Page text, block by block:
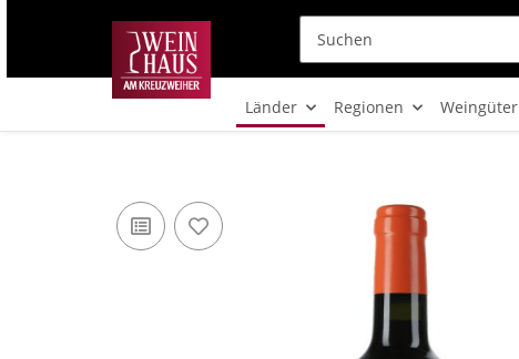
Länder Regionen Weingüter